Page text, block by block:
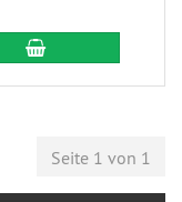
Seite 1 von 1